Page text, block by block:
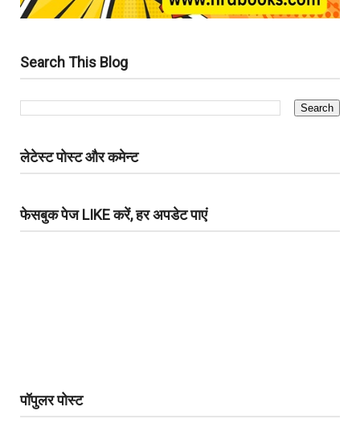
Search This Blog
लेटेस्ट पोस्ट और कमेन्ट
फेसबुक पेज LIKE करें, हर अपडेट पाएं
पॉपुलर पोस्ट